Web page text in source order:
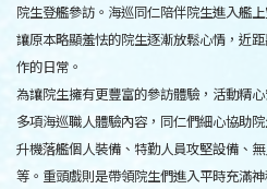
院生登艦參訪。海巡同仁陪伴院生進入艦
讓原本略顯羞怯的院生逐漸放鬆心情，近
作的日常。
為讓院生擁有更豐富的參訪體驗，活動精
多項海巡職人體驗內容，同仁們細心協助
升機落艦個人裝備、特勤人員攻堅設備、
等。重頭戲則是帶領院生們進入平時充滿